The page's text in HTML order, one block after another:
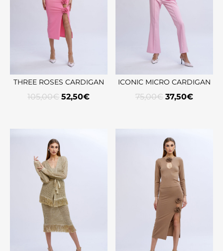
THREE ROSES CARDIGAN
105,00€ 52,50€
ICONIC MICRO CARDIGAN
75,00€ 37,50€